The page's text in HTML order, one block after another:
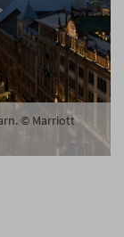
© Marriott
zur Kenntnis